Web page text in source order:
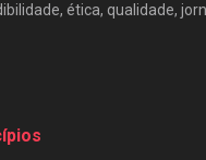
ética, qualidade,